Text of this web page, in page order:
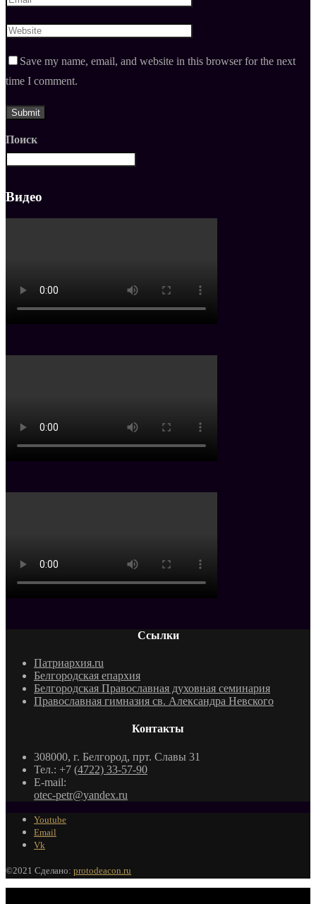
Save my name, email, and website in this browser for the next
time I comment.
Поиск
Видео
Ссылки
Патриархия.ru
Белгородская епархия
Белгородская Православная духовная семинария
Православная гимназия св. Александра Невского
Контакты
308000, г. Белгород, прт. Славы 31
Тел.: +7 (4722) 33-57-90
E-mail:
otec-petr@yandex.ru
Youtube
Email
Vk
©2021 Сделано: protodeacon.ru